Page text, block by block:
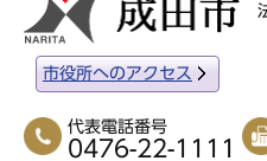
市役所へのアクセス
代表電話番号
0476-22-1111